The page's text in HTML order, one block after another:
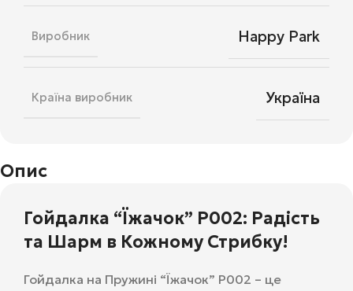
Виробник Happy Park
Країна виробник Україна
Опис
Гойдалка “Їжачок” Р002: Радість
та Шарм в Кожному Стрибку!
Гойдалка на Пружині “Їжачок” Р002 – це